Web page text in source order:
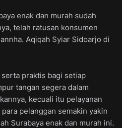
enak dan murah sudah
telah ratusan konsumen
Aqiqah Syiar Sidoarjo di
praktis bagi setiap
tangan segera dalam
kecuali itu pelayanan
pelanggan semakin yakin
Surabaya enak dan murah ini.